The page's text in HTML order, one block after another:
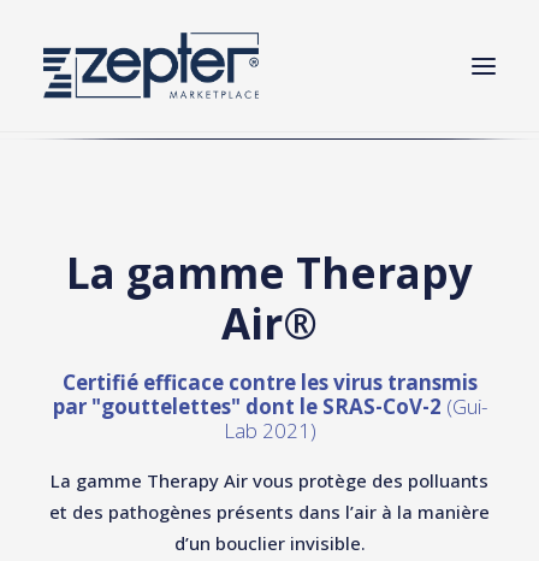
THERAPY AIR® MYIONZ
NOS TECHNOLOGIES BREVETÉES
La gamme Therapy
Air®
Certifié efficace contre les virus transmis
par "gouttelettes" dont le SRAS-CoV-2 (Gui-
Lab 2021)
La gamme Therapy Air vous protège des polluants
et des pathogènes présents dans l’air à la manière
d’un bouclier invisible.